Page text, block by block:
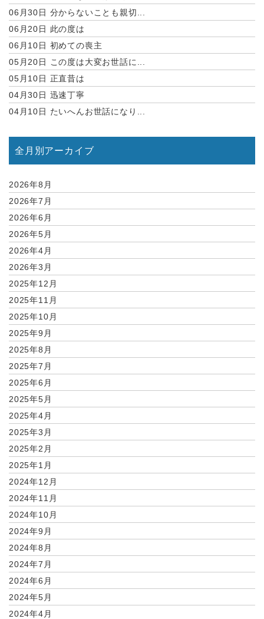
06月30日 分からないことも親切...
06月20日 此の度は
06月10日 初めての喪主
05月20日
この度は大変お世話に...
05月10日 正直昔は
04月30日 迅速丁寧
04月10日 たいへんお世話になり...
全月別アーカイブ
2026年8月
2026年7月
2026年6月
2026年5月
2026年4月
2026年3月
2025年12月
2025年11月
2025年10月
2025年9月
2025年8月
2025年7月
2025年6月
2025年5月
2025年4月
2025年3月
2025年2月
2025年1月
2024年12月
2024年11月
2024年10月
2024年9月
2024年8月
2024年7月
2024年6月
2024年5月
2024年4月